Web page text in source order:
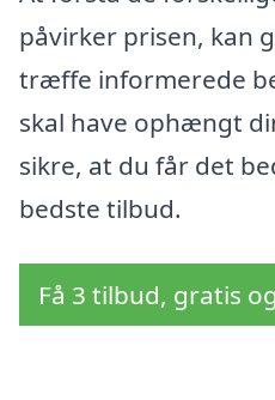
påvirker prisen, kan
træffe informerede
skal have ophængt
sikre, at du får det
bedste tilbud.
Få 3 tilbud, gratis